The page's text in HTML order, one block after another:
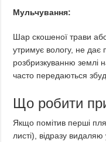
Мульчування:
Шар скошеної трави
утримує вологу, не дає
розбризкуванню землі
часто передаються
Що робити
Якщо помітив перші
листі), відразу